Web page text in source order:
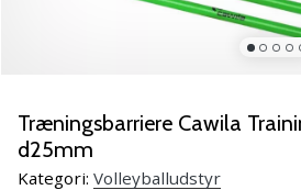
du
den
samme
Træningsbarriere Cawila
d25mm
Kategori: Volleyballudstyr